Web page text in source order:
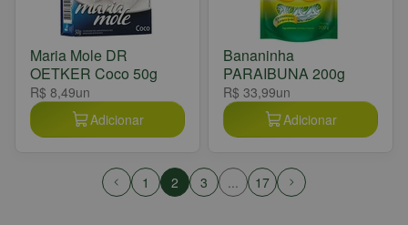
Maria Mole DR
OETKER Coco 50g
R$ 8,49un
Adicionar
Bananinha
PARAIBUNA 200g
R$ 33,99un
Adicionar
1 2 3 ... 17